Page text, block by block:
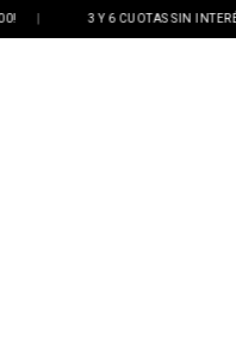
3 Y 6 CUOTAS SIN INTERÉS*